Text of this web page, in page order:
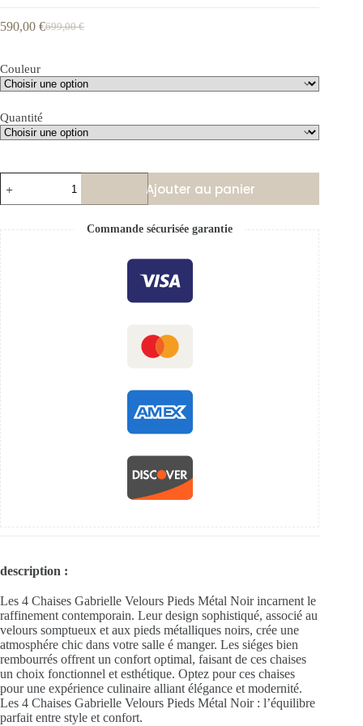
699,00€
590,00 €
Couleur
Quantité
Ajouter au panier
Commande sécurisée garantie
description :
Les 4 Chaises Gabrielle Velours Pieds Métal Noir incarnent le
raffinement contemporain. Leur design sophistiqué, associé au
velours somptueux et aux pieds métalliques noirs, crée une
atmosphére chic dans votre salle é manger. Les siéges bien
rembourrés offrent un confort optimal, faisant de ces chaises
un choix fonctionnel et esthétique. Optez pour ces chaises
pour une expérience culinaire alliant élégance et modernité.
Les 4 Chaises Gabrielle Velours Pieds Métal Noir : l’équilibre
parfait entre style et confort.